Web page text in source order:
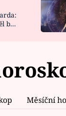
by
Měsíční